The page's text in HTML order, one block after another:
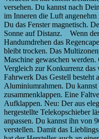
versehen. Du kannst nach
im Inneren die Luft
Du das Fenster magnetisch.
Sonne auf Distanz. Wenn
Handumdrehen das
bleibt trocken. Das
Maschine gewaschen
Vergleich zur Konkurrenz
Fahrwerk Das Gestell besteht
Aluminiumrahmen. Du kannst
zusammenklappen. Eine
Aufklappen. Neu: Der aus
hergestellte Telekopschieber
anpassen. Du kannst ihn von
verstellen. Damit das